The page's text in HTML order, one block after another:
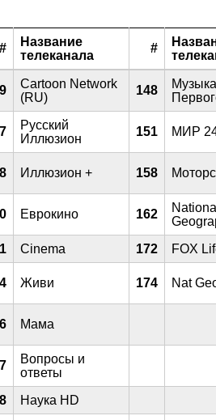
#
Название
телеканала
#
Cartoon Network
(RU)
148
Музыка
Русский
Иллюзион
151 МИР
Иллюзион + 158
Еврокино 162
Cinema 172 FOX
Живи 174 Nat
Мама
Вопросы и
ответы
Наука HD